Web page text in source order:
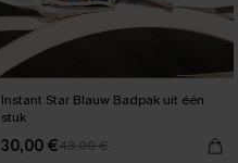
Instant Star Blauw Badpak uit één
stuk
30,00 €43,00 €